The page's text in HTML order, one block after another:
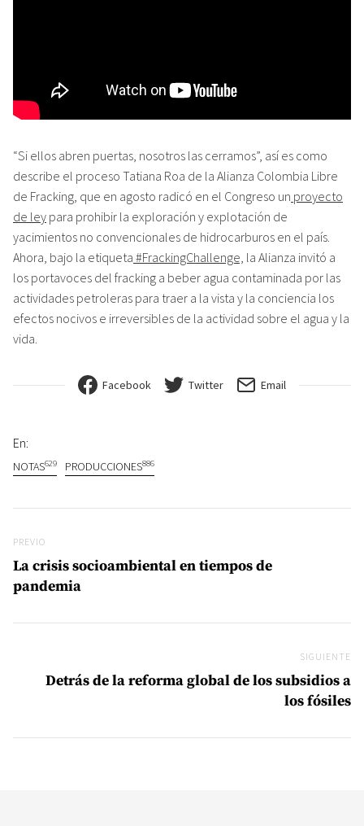
“Si ellos abren puertas, nosotros las cerramos”, así es como
describe el proceso Tatiana Roa de la Alianza Colombia Libre
de Fracking, que en agosto radicó en el Congreso un proyecto
de ley para prohibir la exploración y explotación de
yacimientos no convencionales de hidrocarburos en el país.
Ahora, bajo la etiqueta #FrackingChallenge, la Alianza invitó a
los portavoces del fracking a beber agua contaminada por las
actividades petroleras para traer a la vista y la conciencia los
efectos nocivos e irreversibles de la actividad sobre el agua y la
vida.
Facebook Twitter Email
En:
NOTAS629 PRODUCCIONES886
Previo
PREVIO
La crisis socioambiental en tiempos de
pandemia
SIGUIENTE
Detrás de la reforma global de los subsidios a
los fósiles